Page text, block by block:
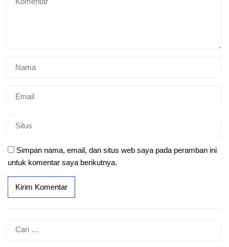
Simpan nama, email, dan situs web saya pada peramban ini
untuk komentar saya berikutnya.